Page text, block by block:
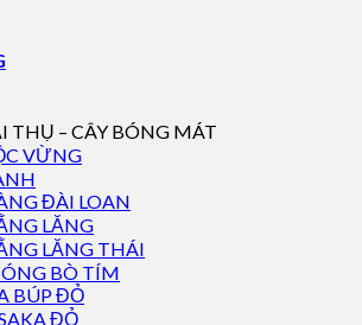
THỤ – CÂY BÓNG MÁT
VỪNG
ĐÀI LOAN
LĂNG
LĂNG THÁI
BÒ TÍM
BÚP ĐỎ
ĐỎ